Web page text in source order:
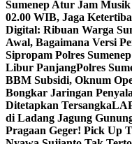
Sumenep Atur Jam
02.00 WIB, Jaga
Digital: Ribuan Warga
Awal, Bagaimana Versi
Sipropam Polres
Libur PanjangPolres
BBM Subsidi, Oknum
Bongkar Jaringan
Ditetapkan Tersangka
di Ladang Jagung
Pragaan Geger! Pick Up